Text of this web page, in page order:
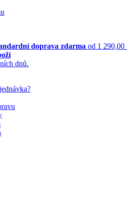
doprava zdarma od 1 290,00
dnů.